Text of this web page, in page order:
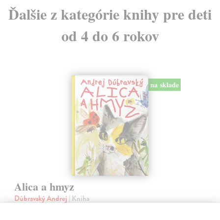
Ďalšie z kategórie knihy pre deti
od 4 do 6 rokov
na sklade
Alica a hmyz
Dúbravský Andrej | Kniha